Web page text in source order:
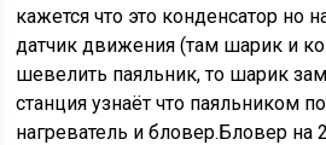
кажется что это конденсатор но
датчик движения (там шарик и
шевелить паяльник, то шарик
станция узнаёт что паяльником
нагреватель и бловер.Бловер на